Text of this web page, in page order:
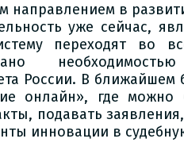
направлением в
уже сейчас,
переходят во
России. В ближайшем
онлайн», где
подавать
инновации в